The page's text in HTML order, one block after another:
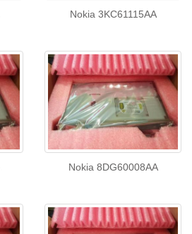
Nokia 3KC61115AA
Nokia 8DG60008AA